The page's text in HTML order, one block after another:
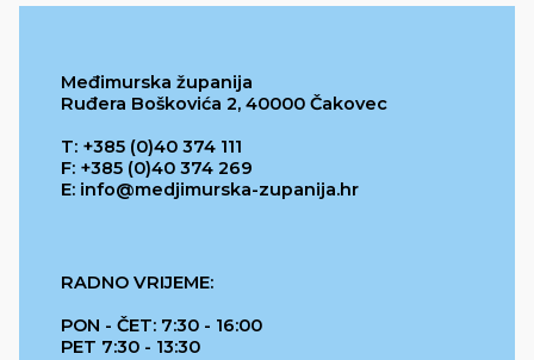
Međimurska županija
Ruđera Boškovića 2, 40000 Čakovec
T: +385 (0)40 374 111
F: +385 (0)40 374 269
E: info@medjimurska-zupanija.hr
RADNO VRIJEME:
PON - ČET: 7:30 - 16:00
PET 7:30 - 13:30